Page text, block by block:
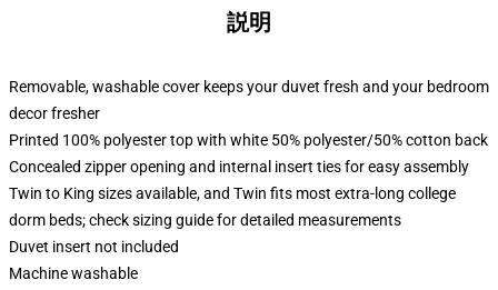
説明
Removable, washable cover keeps your duvet fresh and your bedroom
decor fresher
Printed 100% polyester top with white 50% polyester/50% cotton back
Concealed zipper opening and internal insert ties for easy assembly
Twin to King sizes available, and Twin fits most extra-long college
dorm beds; check sizing guide for detailed measurements
Duvet insert not included
Machine washable